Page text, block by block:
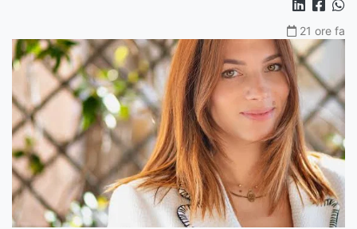
21 ore fa